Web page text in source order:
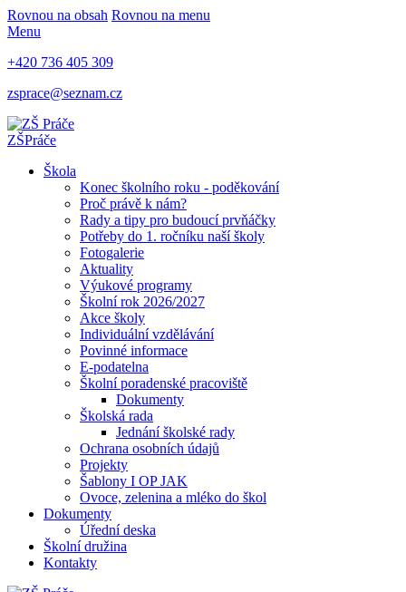
Rovnou na obsah Rovnou na menu
Menu
+420 736 405 309
zsprace@seznam.cz
ZŠPráče
Škola
Konec školního roku - poděkování
Proč právě k nám?
Rady a tipy pro budoucí prvňáčky
Potřeby do 1. ročníku naší školy
Fotogalerie
Aktuality
Výukové programy
Školní rok 2026/2027
Akce školy
Individuální vzdělávání
Povinné informace
E-podatelna
Školní poradenské pracoviště
Dokumenty
Školská rada
Jednání školské rady
Ochrana osobních údajů
Projekty
Šablony I OP JAK
Ovoce, zelenina a mléko do škol
Dokumenty
Úřední deska
Školní družina
Kontakty